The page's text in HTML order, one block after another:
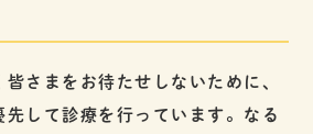
さまをお待たせしないために、
して診療を行っています。なる